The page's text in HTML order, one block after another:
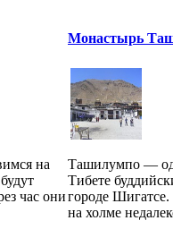
на
час они
Монастырь
Ташилумпо —
Тибете
городе
на холме